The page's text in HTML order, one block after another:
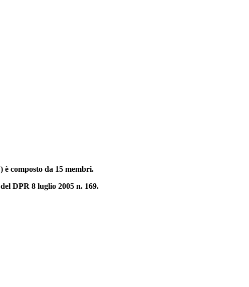
composto da 15 membri.
DPR 8 luglio 2005 n. 169.